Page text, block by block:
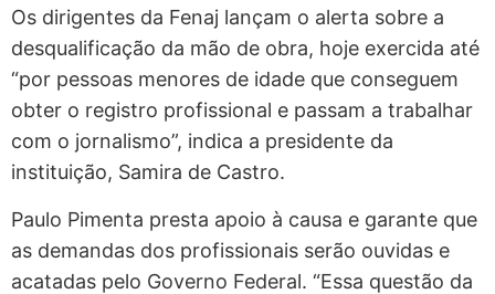
Os dirigentes da Fenaj lançam o alerta sobre a
desqualificação da mão de obra, hoje exercida até
“por pessoas menores de idade que conseguem
obter o registro profissional e passam a trabalhar
com o jornalismo”, indica a presidente da
instituição, Samira de Castro.
Paulo Pimenta presta apoio à causa e garante que
as demandas dos profissionais serão ouvidas e
acatadas pelo Governo Federal. “Essa questão da